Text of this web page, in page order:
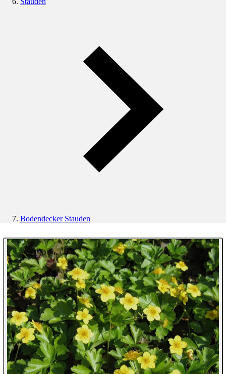
Bodendecker Stauden